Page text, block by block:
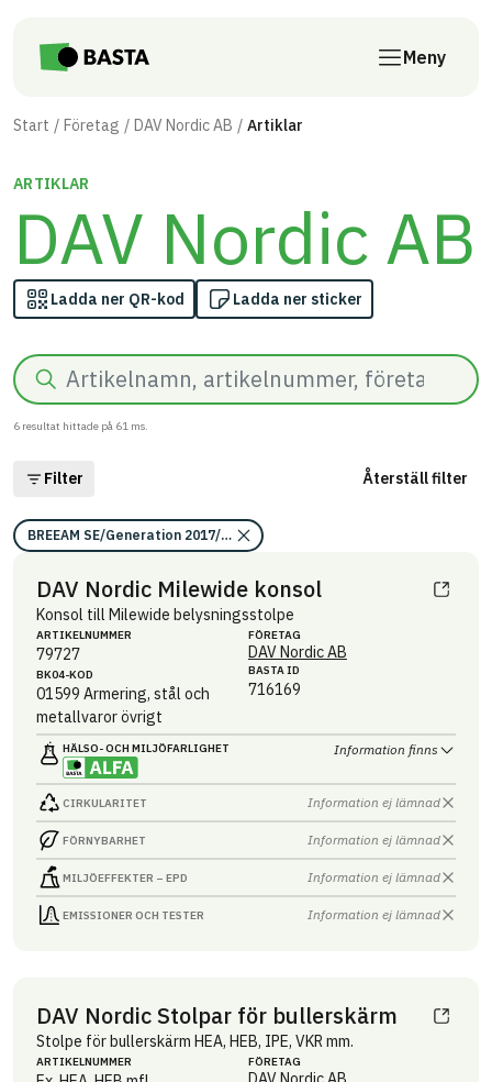
Meny
Start Företag DAV Nordic AB Artiklar
ARTIKLAR
DAV Nordic AB
Ladda ner QR-kod Ladda ner sticker
Sök
6 resultat hittade på 61 ms.
Filter Återställ filter
BREEAM SE/Generation 2017/Kriterium: Mat 07 Farliga ämnen
DAV Nordic Milewide konsol
Konsol till Milewide belysningsstolpe
ARTIKEL­NUMMER
79727
BK04-KOD
01599 Armering, stål och
metallvaror övrigt
FÖRETAG
DAV Nordic AB
BASTA ID
716169
HÄLSO- OCH MILJÖ­FARLIGHET Information finns
CIRKULARITET Information ej lämnad
FÖRNYBARHET Information ej lämnad
MILJÖEFFEKTER – EPD Information ej lämnad
EMISSIONER OCH TESTER Information ej lämnad
DAV Nordic Stolpar för bullerskärm
Stolpe för bullerskärm HEA, HEB, IPE, VKR mm.
ARTIKEL­NUMMER FÖRETAG